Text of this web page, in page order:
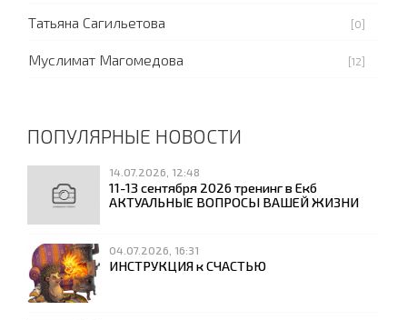
Татьяна Сагильетова [0]
Муслимат Магомедова [12]
ПОПУЛЯРНЫЕ НОВОСТИ
14.07.2026, 12:48
11-13 сентября 2026 тренинг в Екб
АКТУАЛЬНЫЕ ВОПРОСЫ ВАШЕЙ ЖИЗНИ
04.07.2026, 16:31
ИНСТРУКЦИЯ к СЧАСТЬЮ